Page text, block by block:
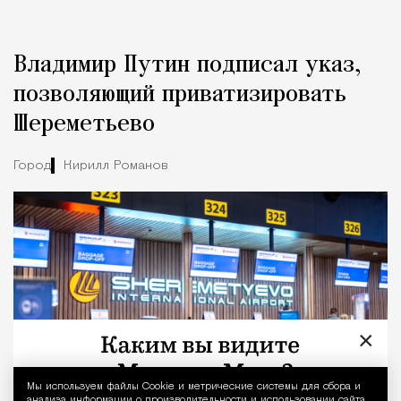
Мы используем файлы Сookie и метрические системы для сбора и
Владимир Путин подписал указ,
позволяющий приватизировать
Шереметьево
Город Кирилл Романов
×